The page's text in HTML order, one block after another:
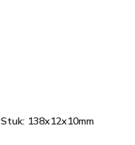
Stuk: 138x12x10mm